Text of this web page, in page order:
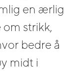
en ærlig
strikk,
bedre å
midt i